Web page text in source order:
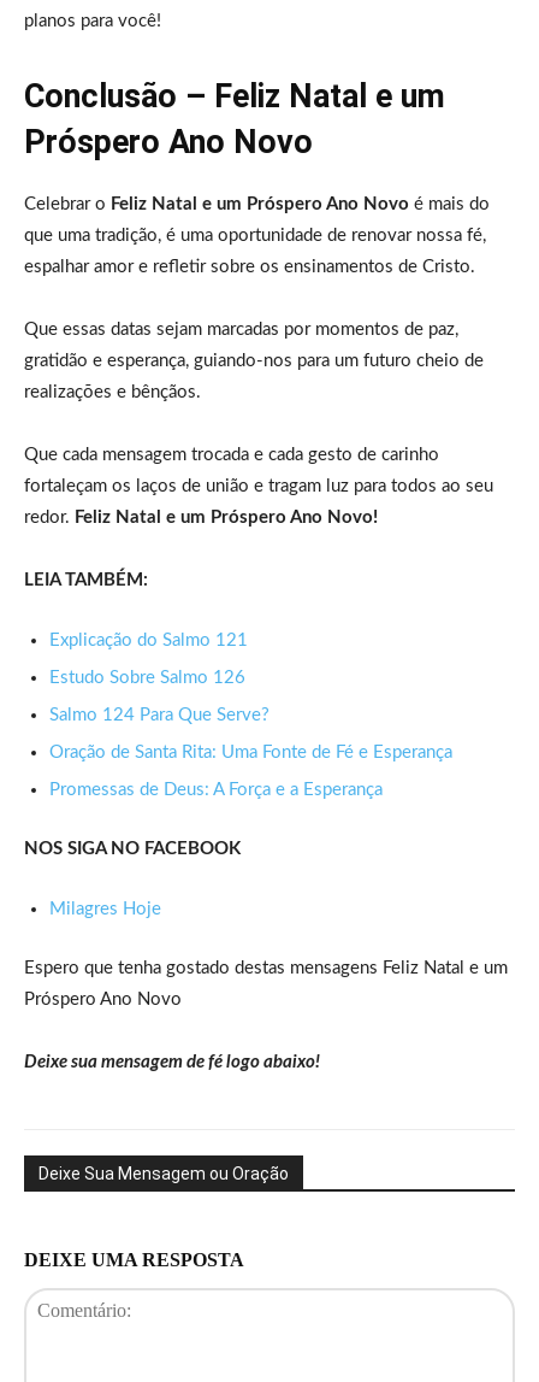
planos para você!
Conclusão – Feliz Natal e um
Próspero Ano Novo
Celebrar o Feliz Natal e um Próspero Ano Novo é mais do
que uma tradição, é uma oportunidade de renovar nossa fé,
espalhar amor e refletir sobre os ensinamentos de Cristo.
Que essas datas sejam marcadas por momentos de paz,
gratidão e esperança, guiando-nos para um futuro cheio de
realizações e bênçãos.
Que cada mensagem trocada e cada gesto de carinho
fortaleçam os laços de união e tragam luz para todos ao seu
redor. Feliz Natal e um Próspero Ano Novo!
LEIA TAMBÉM:
Explicação do Salmo 121
Estudo Sobre Salmo 126
Salmo 124 Para Que Serve?
Oração de Santa Rita: Uma Fonte de Fé e Esperança
Promessas de Deus: A Força e a Esperança
NOS SIGA NO FACEBOOK
Milagres Hoje
Espero que tenha gostado destas mensagens Feliz Natal e um
Próspero Ano Novo
Deixe sua mensagem de fé logo abaixo!
Deixe Sua Mensagem ou Oração
DEIXE UMA RESPOSTA